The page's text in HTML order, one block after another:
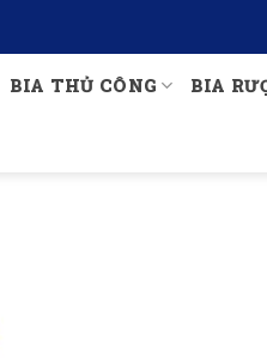
BIA THỦ CÔNG BIA